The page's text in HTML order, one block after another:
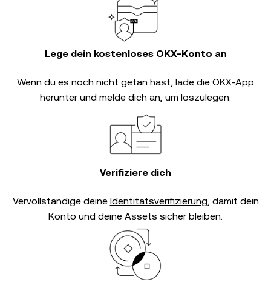
Lege dein kostenloses OKX-Konto an
Wenn du es noch nicht getan hast, lade die OKX-App
herunter und melde dich an, um loszulegen.
Verifiziere dich
Vervollständige deine Identitätsverifizierung, damit dein
Konto und deine Assets sicher bleiben.